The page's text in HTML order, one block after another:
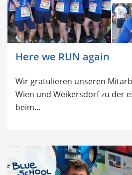
Here we RUN again
Wir gratulieren unseren
Wien und Weikersdorf zu der
beim…